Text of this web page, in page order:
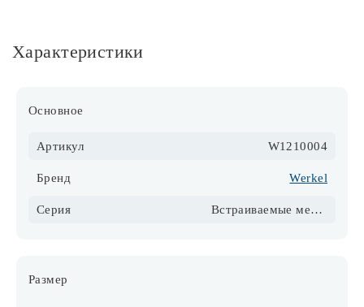
Бренды
Контакты
Характеристики
Основное
Артикул W1210004
Бренд Werkel
Серия Встраиваемые механизмы дымчатый
Размер